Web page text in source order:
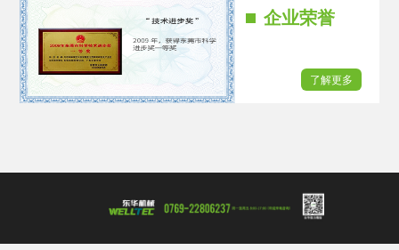
企业荣誉
了解更多